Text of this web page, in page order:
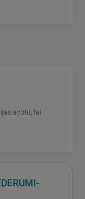
avotu, lai